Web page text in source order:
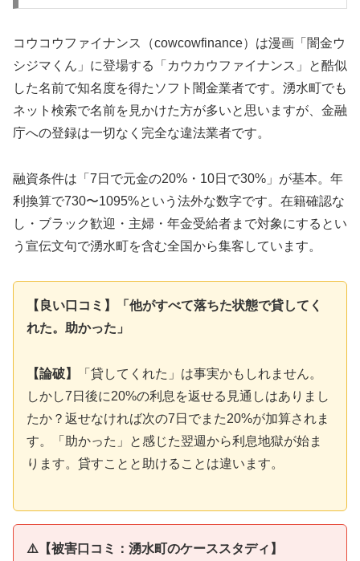
コウコウファイナンス（cowcowfinance）は漫画「闇金ウ
シジマくん」に登場する「カウカウファイナンス」と酷似
した名前で知名度を得たソフト闇金業者です。湧水町でも
ネット検索で名前を見かけた方が多いと思いますが、金融
庁への登録は一切なく完全な違法業者です。
融資条件は「7日で元金の20%・10日で30%」が基本。年
利換算で730〜1095%という法外な数字です。在籍確認な
し・ブラック歓迎・主婦・年金受給者まで対象にするとい
う宣伝文句で湧水町を含む全国から集客しています。
【良い口コミ】「他がすべて落ちた状態で貸してく
れた。助かった」
【論破】
「貸してくれた」は事実かもしれません。
しかし7日後に20%の利息を返せる見通しはありまし
たか？返せなければ次の7日でまた20%が加算されま
す。「助かった」と感じた翌週から利息地獄が始ま
ります。貸すことと助けることは違います。
⚠️【被害口コミ：湧水町のケーススタディ】